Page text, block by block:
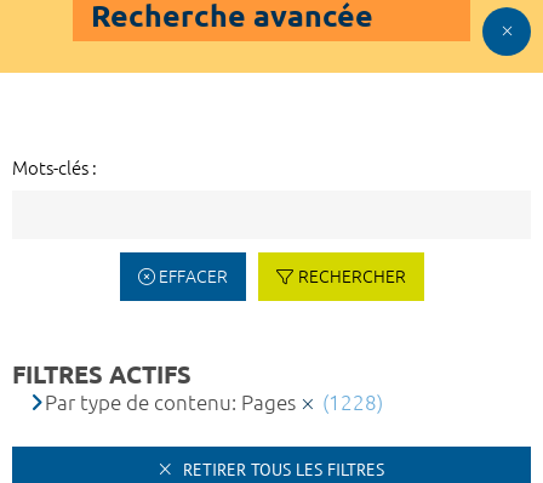
Recherche avancée
Mots-clés :
EFFACER RECHERCHER
FILTRES ACTIFS
Par type de contenu: Pages (1228)
RETIRER TOUS LES FILTRES